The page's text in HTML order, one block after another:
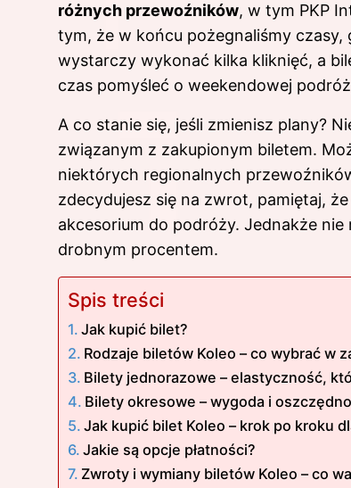
różnych przewoźników, w tym PKP
tym, że w końcu pożegnaliśmy
wystarczy wykonać kilka kliknięć, a
czas pomyśleć o weekendowej
A co stanie się, jeśli zmienisz plany?
związanym z zakupionym biletem.
niektórych regionalnych
zdecydujesz się na zwrot, pamiętaj,
akcesorium do podróży. Jednakże
drobnym procentem.
Spis treści
Jak kupić bilet?
Rodzaje biletów Koleo – co wybrać w
Bilety jednorazowe – elastyczność,
Bilety okresowe – wygoda i
Jak kupić bilet Koleo – krok po kroku
Jakie są opcje płatności?
Zwroty i wymiany biletów Koleo – co